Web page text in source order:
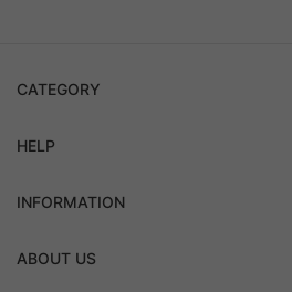
CATEGORY
HELP
INFORMATION
ABOUT US